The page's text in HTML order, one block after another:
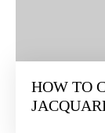
HOW TO